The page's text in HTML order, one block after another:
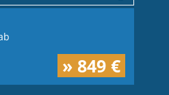
» 849 €